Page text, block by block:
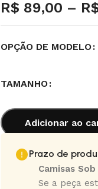
R$ 89,00 –
OPÇÃO DE MODELO
TAMANHO
Adicionar ao
Prazo de
Camisas
Se a peça